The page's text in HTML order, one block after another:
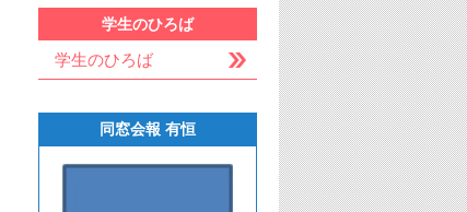
学生のひろば
学生のひろば
同窓会報 有恒